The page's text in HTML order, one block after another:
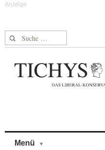
Suche nach:
Menü